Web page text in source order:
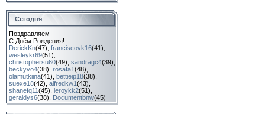
Сегодня
Поздравляем
С Днём Рождения!
DerickKn(47) franciscovk16(41)
wesleykr69(51)
christophersu60(49) sandragc4(39)
beckyvo4(38) rosafa1(48)
olamutkiina(41) bettieip18(38)
suexe18(42) alfredkw1(43)
shanefq11(45) leroykk2(51)
geraldys6(38) Documentbnw(45)